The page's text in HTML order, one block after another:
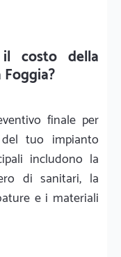
costo della
finale per
tuo impianto
includono la
di sanitari, la
e i materiali